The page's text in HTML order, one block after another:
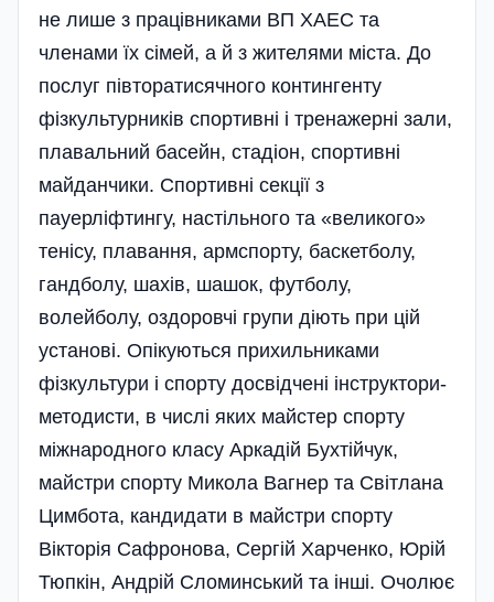
не лише з працівниками ВП ХАЕС та
членами їх сімей, а й з жителями міста. До
послуг півторатисячного контингенту
фізкультурників спортивні і тренажерні зали,
плавальний басейн, стадіон, спортивні
майданчики. Спортивні секції з
пауерліфтингу, настільного та «великого»
тенісу, плавання, армспорту, баскетболу,
гандболу, шахів, шашок, футболу,
волейболу, оздоровчі групи діють при цій
установі. Опі­куються прихильниками
фізкультури і спорту досвідчені інструктори-
методисти, в числі яких майстер спорту
міжнародного класу Аркадій Бухтійчук,
майстри спорту Микола Вагнер та Світлана
Цимбота, кандидати в майстри спорту
Вікторія Сафронова, Сергій Харчен­ко, Юрій
Тюпкін, Андрій Сломинський та інші. Очолює